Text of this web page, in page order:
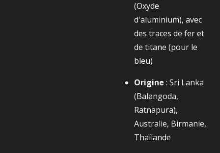
(Oxyde
d'aluminium), avec
des traces de fer et
de titane (pour le
bleu)
Origine : Sri Lanka
(Balangoda,
Ratnapura),
Australie, Birmanie,
Thaïlande